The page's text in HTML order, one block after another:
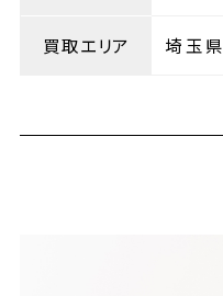
買取エリア 埼玉県